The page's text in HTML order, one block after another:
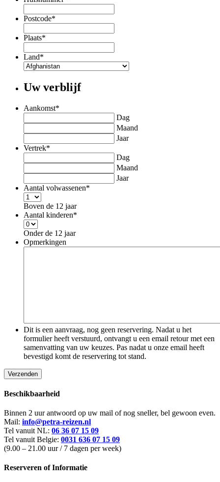
Postcode*
Plaats*
Land*
Uw verblijf
Aankomst*
Dag
Maand
Jaar
Vertrek*
Dag
Maand
Jaar
Aantal volwassenen*
Boven de 12 jaar
Aantal kinderen*
Onder de 12 jaar
Opmerkingen
Dit is een aanvraag, nog geen reservering. Nadat u het
formulier heeft verstuurd, ontvangt u een email retour met een
samenvatting van uw keuzes. Pas nadat u onze email heeft
bevestigd komt de reservering tot stand.
Beschikbaarheid
Binnen 2 uur antwoord op uw mail of nog sneller, bel gewoon even.
Mail: info@petra-reizen.nl
Tel vanuit NL: 06 36 07 15 09
Tel vanuit Belgie: 0031 636 07 15 09
(9.00 – 21.00 uur / 7 dagen per week)
Reserveren of Informatie